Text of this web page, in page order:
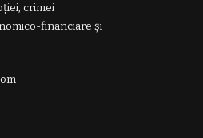
crimei
financiare și